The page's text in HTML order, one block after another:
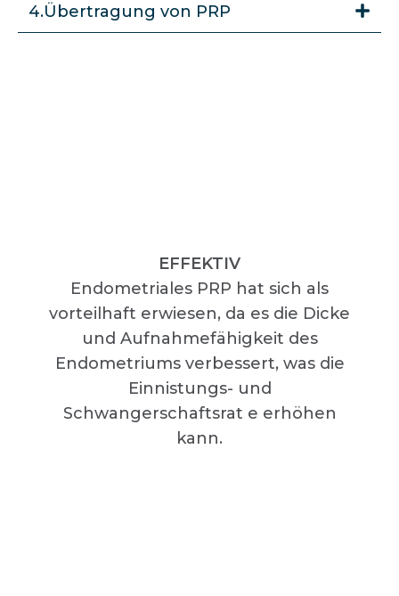
4.Übertragung von PRP
EFFEKTIV
Endometriales PRP hat sich als
vorteilhaft erwiesen, da es die Dicke
und Aufnahmefähigkeit des
Endometriums verbessert, was die
Einnistungs- und
Schwangerschaftsrat e erhöhen
kann.